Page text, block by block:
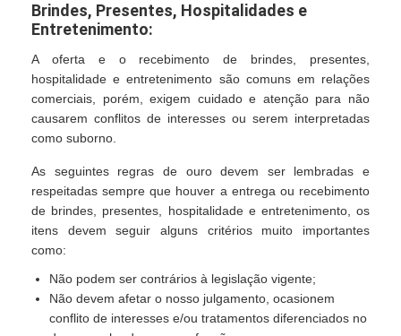
Brindes, Presentes, Hospitalidades e
Entretenimento:
A oferta e o recebimento de brindes, presentes,
hospitalidade e entretenimento são comuns em relações
comerciais, porém, exigem cuidado e atenção para não
causarem conflitos de interesses ou serem interpretadas
como suborno.
As seguintes regras de ouro devem ser lembradas e
respeitadas sempre que houver a entrega ou recebimento
de brindes, presentes, hospitalidade e entretenimento, os
itens devem seguir alguns critérios muito importantes
como:
Não podem ser contrários à legislação vigente;
Não devem afetar o nosso julgamento, ocasionem
conflito de interesses e/ou tratamentos diferenciados no